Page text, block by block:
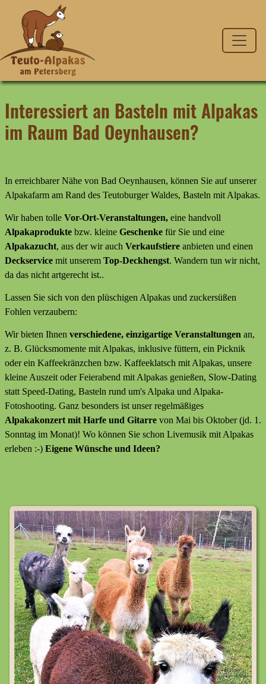
Interessiert an Basteln mit Alpakas
im Raum Bad Oeynhausen?
In erreichbarer Nähe von Bad Oeynhausen, können Sie auf unserer
Alpakafarm am Rand des Teutoburger Waldes, Basteln mit Alpakas.
Wir haben tolle Vor-Ort-Veranstaltungen, eine handvoll
Alpakaprodukte bzw. kleine Geschenke für Sie und eine
Alpakazucht, aus der wir auch Verkaufstiere anbieten und einen
Deckservice mit unserem Top-Deckhengst. Wandern tun wir nicht,
da das nicht artgerecht ist..
Lassen Sie sich von den plüschigen Alpakas und zuckersüßen
Fohlen verzaubern:
Wir bieten Ihnen verschiedene, einzigartige Veranstaltungen an,
z. B. Glücksmomente mit Alpakas, inklusive füttern, ein Picknik
oder ein Kaffeekränzchen bzw. Kaffeeklatsch mit Alpakas, unsere
kleine Auszeit oder Feierabend mit Alpakas genießen, Slow-Dating
statt Speed-Dating, Basteln rund um's Alpaka und Alpaka-
Fotoshooting. Ganz besonders ist unser regelmäßiges
Alpakakonzert mit Harfe und Gitarre von Mai bis Oktober (jd. 1.
Sonntag im Monat)! Wo können Sie schon Livemusik mit Alpakas
erleben :-) Eigene Wünsche und Ideen?